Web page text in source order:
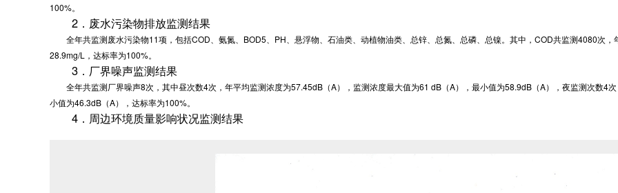
100%。
2．废水污染物排放监测结果
全年共监测废水污染物11项，包括COD、氨氮、BOD5、PH、悬浮物、石油类、动植物油类、总锌、总氮、总磷、总镍。其中，COD共监测4080次
28.9mg/L，达标率为100%。
3．厂界噪声监测结果
全年共监测厂界噪声8次，其中昼次数4次，年平均监测浓度为57.45dB（A），监测浓度最大值为61 dB（A），最小值为58.9dB（A），夜监测次数4
小值为46.3dB（A），达标率为100%。
4．周边环境质量影响状况监测结果